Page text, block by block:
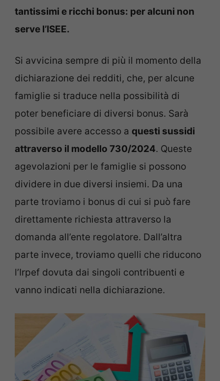
tantissimi e ricchi bonus: per alcuni non
serve l’ISEE.
Si avvicina sempre di più il momento della
dichiarazione dei redditi, che, per alcune
famiglie si traduce nella possibilità di
poter beneficiare di diversi bonus. Sarà
possibile avere accesso a questi sussidi
attraverso il modello 730/2024. Queste
agevolazioni per le famiglie si possono
dividere in due diversi insiemi. Da una
parte troviamo i bonus di cui si può fare
direttamente richiesta attraverso la
domanda all’ente regolatore. Dall’altra
parte invece, troviamo quelli che riducono
l’Irpef dovuta dai singoli contribuenti e
vanno indicati nella dichiarazione.